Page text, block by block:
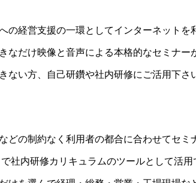
の経営支援の一環としてインターネットを
なだけ映像と音声による本格的なセミナー
ない方、自己研鑽や社内研修にご活用下さ
どの制約なく利用者の都合に合わせてセミ
社内研修カリキュラムのツールとして活用